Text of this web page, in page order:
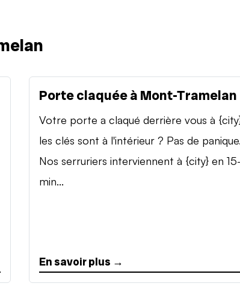
Porte claquée à Mont-Tramelan
Votre porte a claqué derrière vous à
les clés sont à l'intérieur ? Pas de
Nos serruriers interviennent à {city} en
min...
En savoir plus →